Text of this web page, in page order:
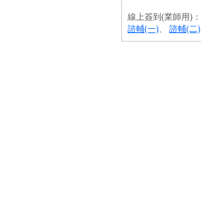
線上簽到(業師用)：
諮輔(一)、 諮輔(二)